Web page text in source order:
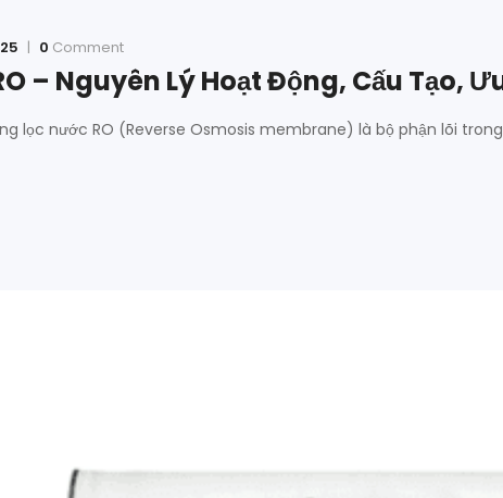
0 Comment
– Nguyên Lý Hoạt Động, Cấu Tạo,
lọc nước RO (Reverse Osmosis membrane) là bộ phận lõi